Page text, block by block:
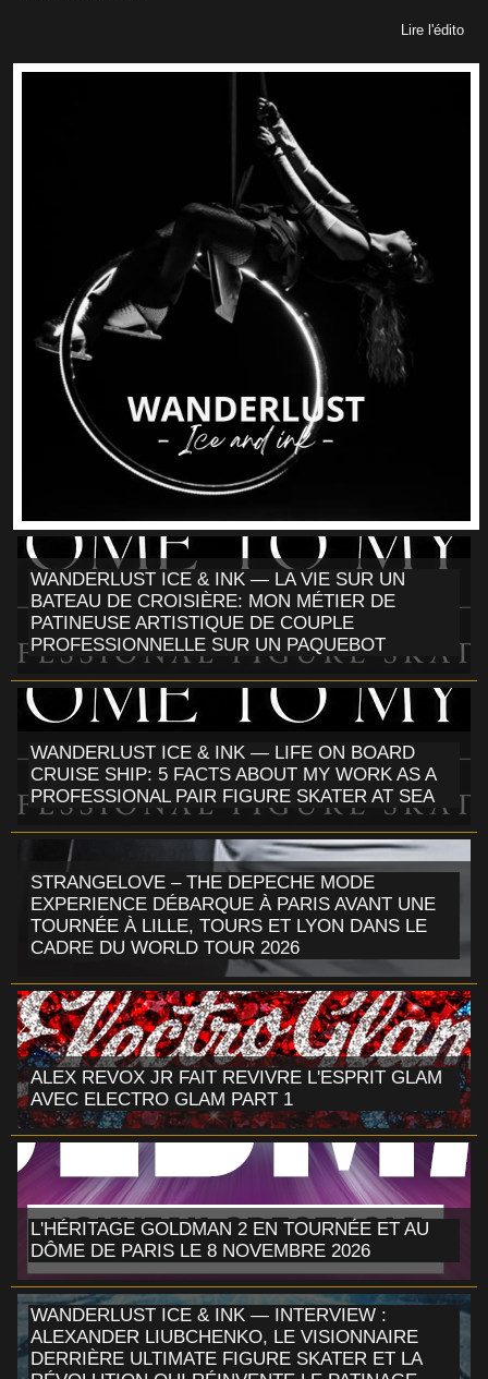
Lire l'édito
WANDERLUST ICE & INK — LA VIE SUR UN
BATEAU DE CROISIÈRE: MON MÉTIER DE
PATINEUSE ARTISTIQUE DE COUPLE
PROFESSIONNELLE SUR UN PAQUEBOT
WANDERLUST ICE & INK — LIFE ON BOARD
CRUISE SHIP: 5 FACTS ABOUT MY WORK AS A
PROFESSIONAL PAIR FIGURE SKATER AT SEA
STRANGELOVE – THE DEPECHE MODE
EXPERIENCE DÉBARQUE À PARIS AVANT UNE
TOURNÉE À LILLE, TOURS ET LYON DANS LE
CADRE DU WORLD TOUR 2026
ALEX REVOX JR FAIT REVIVRE L'ESPRIT GLAM
AVEC ELECTRO GLAM PART 1
L'HÉRITAGE GOLDMAN 2 EN TOURNÉE ET AU
DÔME DE PARIS LE 8 NOVEMBRE 2026
WANDERLUST ICE & INK — INTERVIEW :
ALEXANDER LIUBCHENKO, LE VISIONNAIRE
DERRIÈRE ULTIMATE FIGURE SKATER ET LA